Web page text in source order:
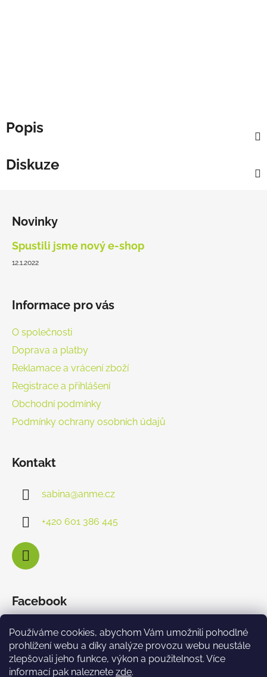
Používáme cookies, abychom Vám umožnili pohodlné
prohlížení webu a díky analýze provozu webu neustále
zlepšovali jeho funkce, výkon a použitelnost. Více
informací pak naleznete zde.
Popis
Diskuze
Novinky
Spustili jsme nový e-shop
12.1.2022
Informace pro vás
O společnosti
Doprava a platby
Reklamace a vrácení zboží
Registrace a přihlášení
Obchodní podmínky
Podmínky ochrany osobních údajů
Kontakt
sabina@anme.cz
+420 601 386 445
Facebook